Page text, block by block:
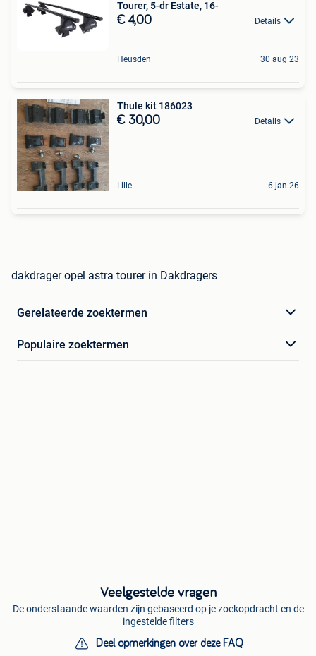
Tourer, 5-dr Estate, 16-
€ 4,00 Details
Heusden 30 aug 23
Thule kit 186023
€ 30,00 Details
Lille 6 jan 26
dakdrager opel astra tourer in Dakdragers
Gerelateerde zoektermen
Populaire zoektermen
Veelgestelde vragen
De onderstaande waarden zijn gebaseerd op je zoekopdracht en de
ingestelde filters
Deel opmerkingen over deze FAQ